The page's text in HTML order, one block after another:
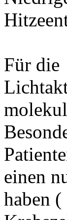
Für die
einen
haben